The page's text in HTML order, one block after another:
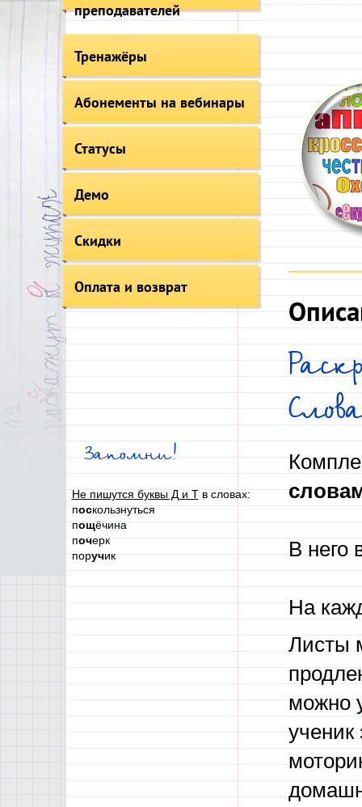
преподавателей
Тренажёры
Абонементы на вебинары
Статусы
Демо
Скидки
Оплата и возврат
Запомни!
Не пишутся буквы Д и Тв словах:
поскользнуться
пощёчина
почерк
поручик В него
На
Листы
можно
ученик